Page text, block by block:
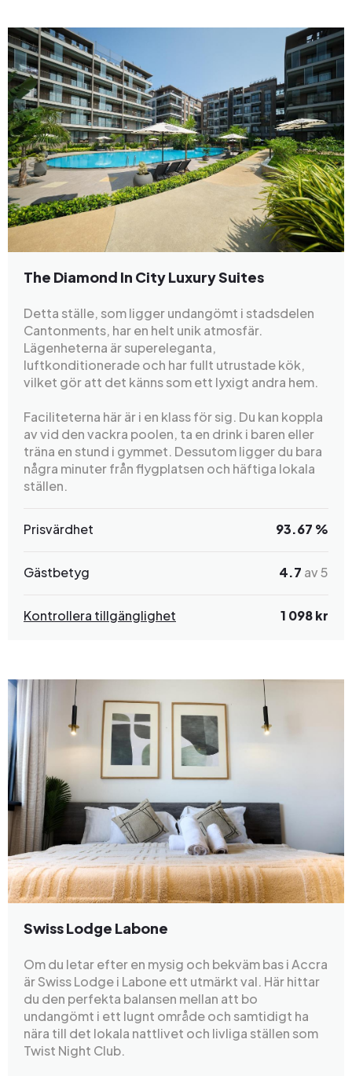
The Diamond In City Luxury Suites
Detta ställe, som ligger undangömt i stadsdelen
Cantonments, har en helt unik atmosfär.
Lägenheterna är supereleganta,
luftkonditionerade och har fullt utrustade kök,
vilket gör att det känns som ett lyxigt andra hem.
Faciliteterna här är i en klass för sig. Du kan koppla
av vid den vackra poolen, ta en drink i baren eller
träna en stund i gymmet. Dessutom ligger du bara
några minuter från flygplatsen och häftiga lokala
ställen.
Prisvärdhet 93.67 %
Gästbetyg 4.7 av 5
Kontrollera tillgänglighet 1 098 kr
Swiss Lodge Labone
Om du letar efter en mysig och bekväm bas i Accra
är Swiss Lodge i Labone ett utmärkt val. Här hittar
du den perfekta balansen mellan att bo
undangömt i ett lugnt område och samtidigt ha
nära till det lokala nattlivet och livliga ställen som
Twist Night Club.